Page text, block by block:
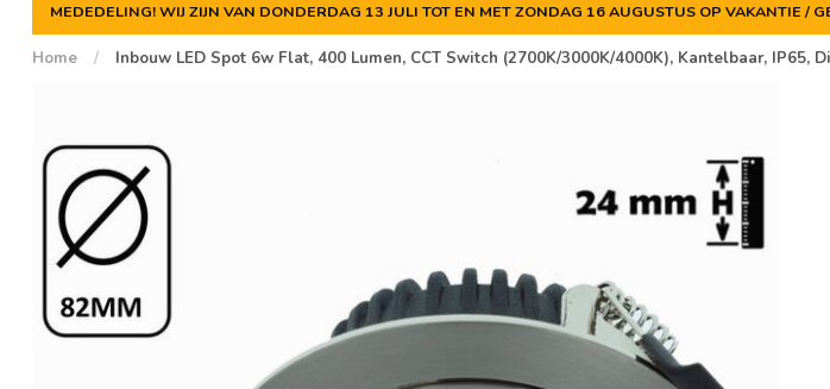
MEDEDELING! WIJ ZIJN VAN DONDERDAG 13 JULI TOT EN MET ZONDAG 16 AUGUSTUS OP VAKANTIE /
Home / Inbouw LED Spot 6w Flat, 400 Lumen, CCT Switch (2700K/3000K/4000K), Kantelbaar, IP65,